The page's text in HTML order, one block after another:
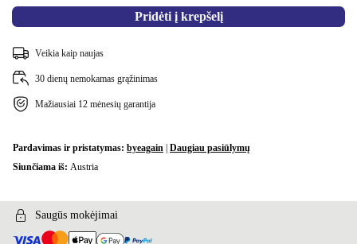
Pridėti į krepšelį
Veikia kaip naujas
30 dienų nemokamas grąžinimas
Mažiausiai 12 mėnesių garantija
Pardavimas ir pristatymas: byeagain Daugiau pasiūlymų
Siunčiama iš: Austria
Saugūs mokėjimai